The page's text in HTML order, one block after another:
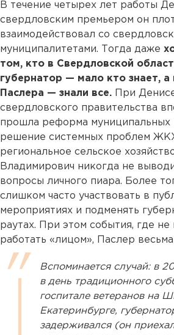
В течение четырех лет работы
свердловским премьером он
взаимодействовал со
муниципалитетами. Тогда даже
том, кто в Свердловской
губернатор — мало кто знает, а
Паслера — знали все.
При
свердловского правительства
прошла реформа муниципальных
решение системных проблем
региональное сельское
Владимирович никогда не
вопросы личного пиара. Более
слишком часто участвовать в
мероприятиях и подменять
раутах. При этом события, где не
работать «лицом», Паслер
Вспоминается случай: в
в день традиционного
госпитале ветеранов на
Екатеринбурге,
задерживался (он